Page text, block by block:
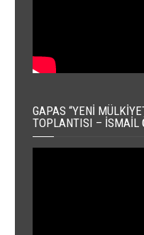
GAPAS “YENI
TOPLANTISI – İSMAIL